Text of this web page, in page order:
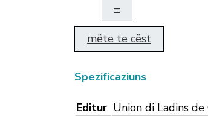
–
mëte te cëst
Spezificaziuns
Editur Union di Ladins de